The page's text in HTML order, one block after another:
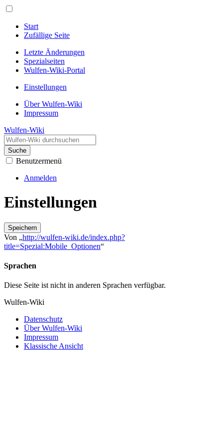
Start
Zufällige Seite
Letzte Änderungen
Spezialseiten
Wulfen-Wiki-Portal
Einstellungen
Über Wulfen-Wiki
Impressum
Wulfen-Wiki
Suche
Benutzermenü
Anmelden
Einstellungen
Speichern
Von „http://wulfen-wiki.de/index.php?
title=Spezial:Mobile_Optionen“
Sprachen
Diese Seite ist nicht in anderen Sprachen verfügbar.
Wulfen-Wiki
Datenschutz
Über Wulfen-Wiki
Impressum
Klassische Ansicht